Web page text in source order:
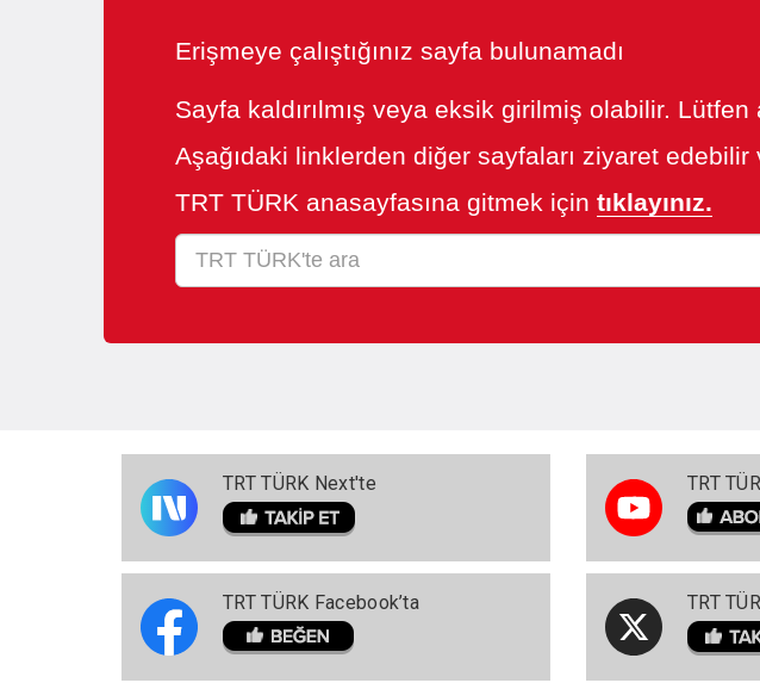
Erişmeye çalıştığınız sayfa bulunamadı
Sayfa kaldırılmış veya eksik girilmiş olabilir.
Aşağıdaki linklerden diğer sayfaları ziyaret
TRT TÜRK anasayfasına gitmek için tıklayınız.
TRT TÜRK Next'te
TRT TÜRK Facebook’ta
TRT
TRT